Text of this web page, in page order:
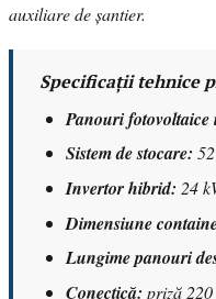
auxiliare de șantier.
Specificații tehnice
Panouri fotovoltaice
Sistem de stocare:
Invertor hibrid: 24
Dimensiune
Lungime panouri
Conectică: priză